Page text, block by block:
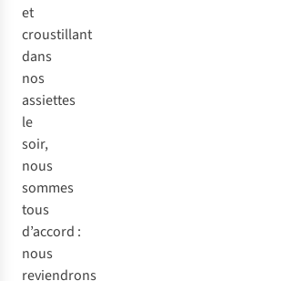
et
croustillant
dans
nos
assiettes
le
soir,
nous
sommes
tous
d’accord :
nous
reviendrons